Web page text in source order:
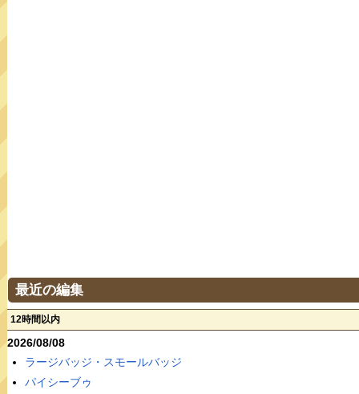
最近の編集
12時間以内
2026/08/08
ラージバッジ・スモールバッジ
パイシーブゥ